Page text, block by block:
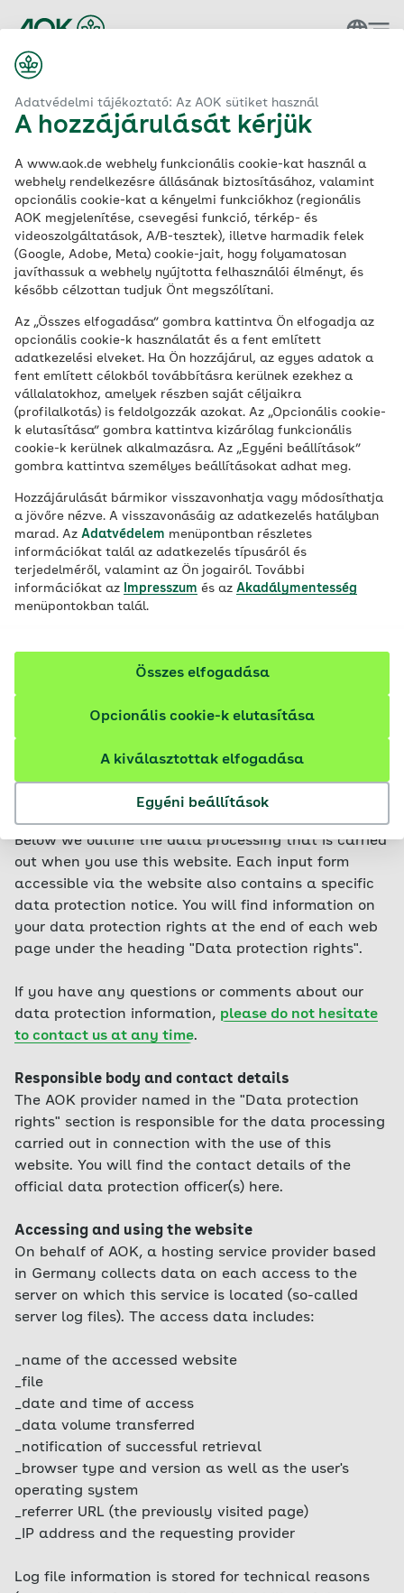
Adatvédelmi tájékoztató: Az AOK sütiket használ
A hozzájárulását kérjük
A www.aok.de webhely funkcionális cookie-kat használ a
webhely rendelkezésre állásának biztosításához, valamint
opcionális cookie-kat a kényelmi funkciókhoz (regionális
AOK megjelenítése, csevegési funkció, térkép- és
videoszolgáltatások, A/B-tesztek), illetve harmadik felek
(Google, Adobe, Meta) cookie-jait, hogy folyamatosan
javíthassuk a webhely nyújtotta felhasználói élményt, és
később célzottan tudjuk Önt megszólítani.
Az „Összes elfogadása” gombra kattintva Ön elfogadja az
opcionális cookie-k használatát és a fent említett
adatkezelési elveket. Ha Ön hozzájárul, az egyes adatok a
fent említett célokból továbbításra kerülnek ezekhez a
vállalatokhoz, amelyek részben saját céljaikra
(profilalkotás) is feldolgozzák azokat. Az „Opcionális cookie-
k elutasítása” gombra kattintva kizárólag funkcionális
cookie-k kerülnek alkalmazásra. Az „Egyéni beállítások”
gombra kattintva személyes beállításokat adhat meg.
Hozzájárulását bármikor visszavonhatja vagy módosíthatja
a jövőre nézve. A visszavonásáig az adatkezelés hatályban
marad. Az Adatvédelem menüpontban részletes
információkat talál az adatkezelés típusáról és
terjedelméről, valamint az Ön jogairól. További
információkat az
Impresszum és az Akadálymentesség
menüpontokban talál.
Egyéni beállítások
A kiválasztottak elfogadása
Opcionális cookie-k elutasítása
Összes elfogadása
Vissza a kezdőlapra
information on what data is stored and how it is
used.
Privacy Policy for aok.de
Overview of contents
Privacy Policy
Responsible body and contact details
Accessing and using the website
Saving IP addresses
Use of cookies – general information
Adobe Experience Cloud
Use of Google Ads
Authorisations in apps
Newsletter tracking
Use of the chat function
Use of location data
Other applications on this website
Data transmission to the USA and other third
countries
Responsibility for content and information
Data security and encryption
AOK protects personal data and provides
It is important to us that you know at all times
when we store which data and what we use it for.
Below we outline the data processing that is carried
out when you use this website. Each input form
accessible via the website also contains a specific
data protection notice. You will find information on
your data protection rights at the end of each web
page under the heading "Data protection rights".
If you have any questions or comments about our
data protection information, please do not hesitate
to contact us at any time.
Responsible body and contact details
The AOK provider named in the "Data protection
rights" section is responsible for the data processing
carried out in connection with the use of this
website. You will find the contact details of the
official data protection officer(s) here.
Accessing and using the website
On behalf of AOK, a hosting service provider based
in Germany collects data on each access to the
server on which this service is located (so-called
server log files). The access data includes:
_name of the accessed website
_file
_date and time of access
_data volume transferred
_notification of successful retrieval
_browser type and version as well as the user's
operating system
_referrer URL (the previously visited page)
_IP address and the requesting provider
Log file information is stored for technical reasons